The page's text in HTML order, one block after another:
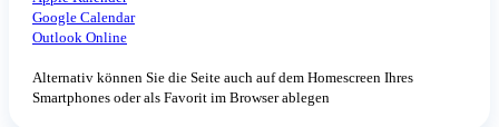
Google Calendar
Outlook Online
Alternativ können Sie die Seite auch auf dem Homescreen Ihres
Smartphones oder als Favorit im Browser ablegen